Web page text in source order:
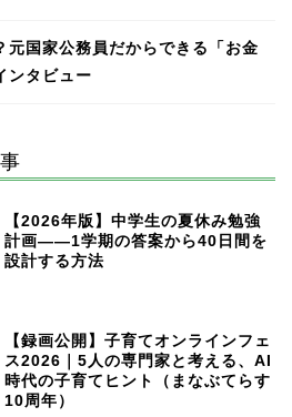
元国家公務員だからできる「お金
ンタビュー
【2026年版】中学生の夏休み勉強
計画——1学期の答案から40日間を
設計する方法
【録画公開】子育てオンラインフェ
ス2026｜5人の専門家と考える、AI
時代の子育てヒント（まなぶてらす
10周年）